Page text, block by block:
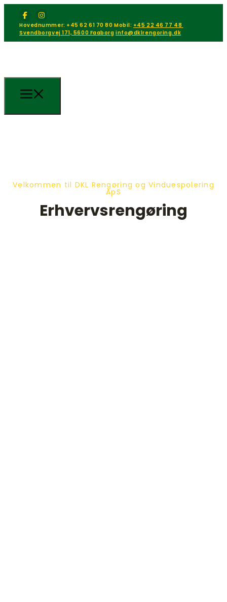
Hovednummer: +45 62 61 70 80 Mobil: +45 22 46 77 48
Svendborgvej 171, 5600 Faaborg info@dklrengoring.dk
Velkommen til DKL Rengøring og Vinduespolering
ApS
Erhvervsrengøring